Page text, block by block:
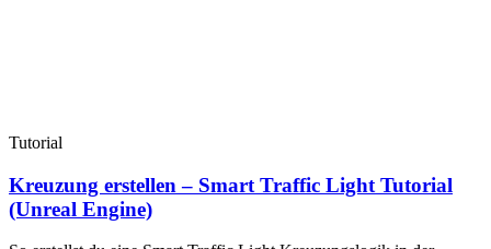
Tutorial
Kreuzung erstellen – Smart Traffic Light Tutorial
(Unreal Engine)